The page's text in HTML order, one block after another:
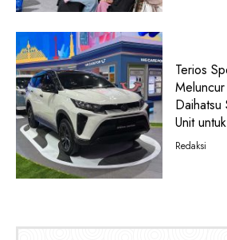
Terios
Daihatsu
Unit
Redaksi